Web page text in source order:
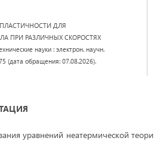
ДЛЯ
ПРИ РАЗЛИЧНЫХ СКОРОСТЯХ
науки : электрон. научн.
(дата обращения: 07.08.2026).
уравнений неатермической